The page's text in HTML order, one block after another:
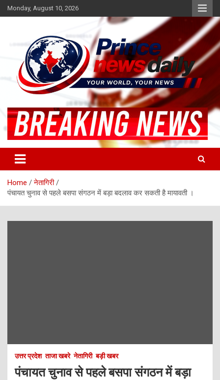
Skip
to
Monday, August 10, 2026
Princenews Daily
Home
नेतागिरी
पंचायत चुनाव से पहले बसपा संगठन में बड़ा बदलाव कर सकती है मायावती ।
उत्तर प्रदेश ताजा खबरे नेतागिरी बड़ी खबर
पंचायत चुनाव से पहले बसपा संगठन में बड़ा